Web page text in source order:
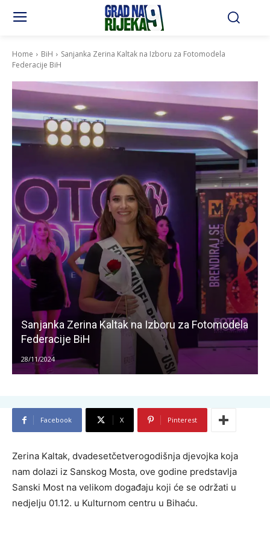
Home BiH
Sanjanka Zerina Kaltak na Izboru za Fotomodela
Federacije BiH
Sanjanka Zerina Kaltak na Izboru za Fotomodela
Federacije BiH
28/11/2024
Facebook X Pinterest
Zerina Kaltak, dvadesetčetverogodišnja djevojka koja
nam dolazi iz Sanskog Mosta, ove godine predstavlja
Sanski Most na velikom događaju koji će se održati u
nedjelju 01.12. u Kulturnom centru u Bihaću.